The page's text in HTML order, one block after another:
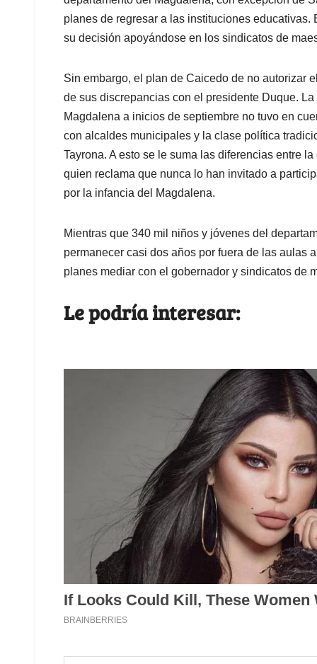
planes de regresar a las instituciones
su decisión apoyándose en los sindicatos de
Sin embargo, el plan de Caicedo de no autorizar
de sus discrepancias con el presidente Duque.
Magdalena a inicios de septiembre no tuvo en
con alcaldes municipales y la clase política
Tayrona. A esto se le suma las diferencias entre
quien reclama que nunca lo han invitado a
por la infancia del Magdalena.
Mientras que 340 mil niños y jóvenes del
permanecer casi dos años por fuera de las aulas
planes mediar con el gobernador y sindicatos de
Le podría interesar: